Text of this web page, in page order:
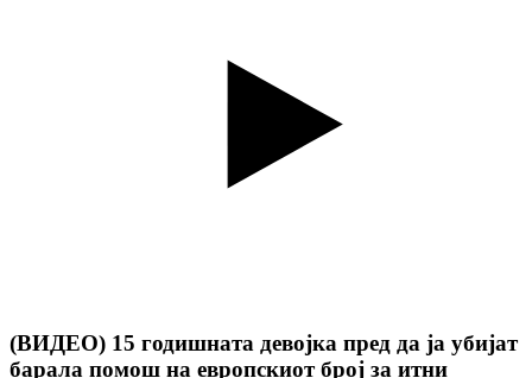
(ВИДЕО) 15 годишната девојка пред да ја убијат
барала помош на европскиот број за итни